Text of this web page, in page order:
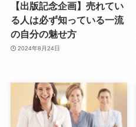
【出版記念企画】売れてい
る人は必ず知っている一流
の自分の魅せ方
2024年8月24日